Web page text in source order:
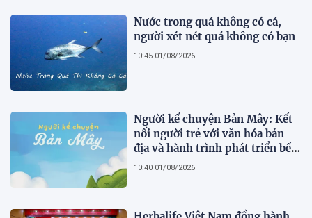
Nước trong quá không có cá,
người xét nét quá không có bạn
10:45 01/08/2026
Người kể chuyện Bản Mây: Kết
nối người trẻ với văn hóa bản
địa và hành trình phát triển bền
vững tại Tả Lèng
10:40 01/08/2026